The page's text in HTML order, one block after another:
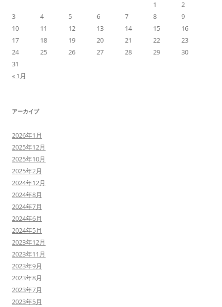
1
2
3
4 5 6 7 8
9
10
11 12 13 14 15
16
17
18 19 20 21 22
23
24
25 26 27 28 29
30
31
« 1月
アーカイブ
2026年1月
2025年12月
2025年10月
2025年2月
2024年12月
2024年8月
2024年7月
2024年6月
2024年5月
2023年12月
2023年11月
2023年9月
2023年8月
2023年7月
2023年5月